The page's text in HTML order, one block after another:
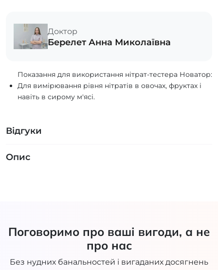
Доктор
Берелет Анна Миколаївна
Показання для використання нітрат-тестера Новатор:
Для вимірювання рівня нітратів в овочах, фруктах і
навіть в сирому м'ясі.
Відгуки
Опис
Поговоримо про ваші вигоди, а не
про нас
Без нудних банальностей і вигаданих досягнень